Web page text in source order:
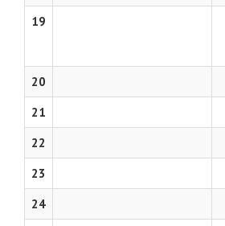
19
20
21
22
23
24